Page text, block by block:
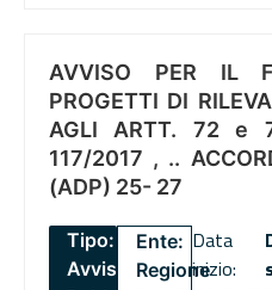
AVVISO PER IL
PROGETTI DI
AGLI ARTT. 72 e
117/2017 , ..
(ADP) 25- 27
Tipo:
Avviso
Ente:
Regione
Data
inizio: